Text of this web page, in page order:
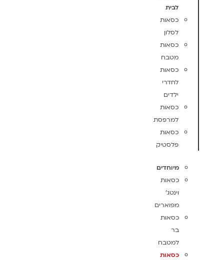
לבית
כסאות
לסלון
כסאות
מטבח
כסאות
לחדרי
ילדים
כסאות
למרפסת
כסאות
פלסטיק
מיוחדים
כסאות
וינטג'
מפוארים
כסאות
בר
למטבח
כסאות